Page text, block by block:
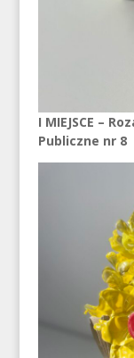
I MIEJSCE –
Publiczne nr 8